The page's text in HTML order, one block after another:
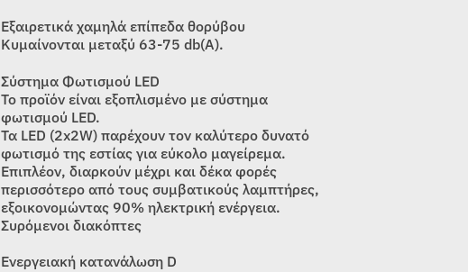
Εξαιρετικά χαμηλά επίπεδα θορύβου
Κυμαίνονται μεταξύ 63-75 db(A).
Σύστημα Φωτισμού LED
Το προϊόν είναι εξοπλισμένο με σύστημα
φωτισμού LED.
Τα LED (2x2W) παρέχουν τον καλύτερο δυνατό
φωτισμό της εστίας για εύκολο μαγείρεμα.
Επιπλέον, διαρκούν μέχρι και δέκα φορές
περισσότερο από τους συμβατικούς λαμπτήρες,
εξοικονομώντας 90% ηλεκτρική ενέργεια.
Συρόμενοι διακόπτες
Ενεργειακή κατανάλωση D